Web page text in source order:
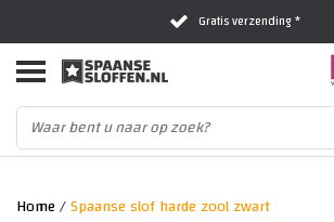
Gratis verzending *
Al 16 jaar het vertrouwde adres
Fysieke winkel in Zwolle
Home/Spaanse slof harde zool zwart